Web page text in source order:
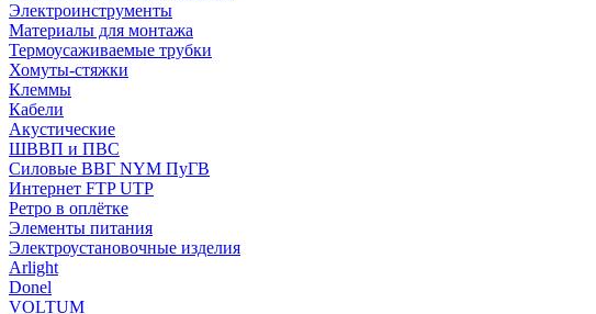
Электроинструменты
Материалы для монтажа
Термоусаживаемые трубки
Хомуты-стяжки
Клеммы
Кабели
Акустические
ШВВП и ПВС
Силовые ВВГ NYM ПуГВ
Интернет FTP UTP
Ретро в оплётке
Элементы питания
Электроустановочные изделия
Arlight
Donel
VOLTUM